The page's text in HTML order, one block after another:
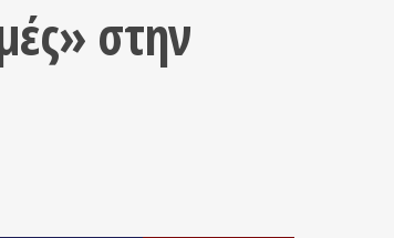
στην